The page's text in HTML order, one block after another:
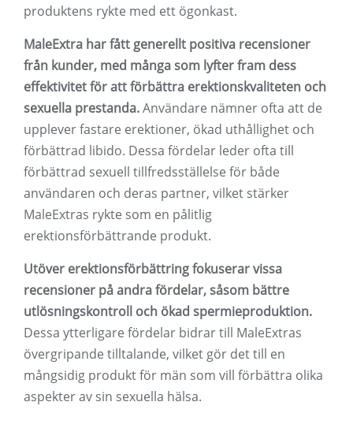
produktens rykte med ett ögonkast.
MaleExtra har fått generellt positiva recensioner
från kunder, med många som lyfter fram dess
effektivitet för att förbättra erektionskvaliteten och
sexuella prestanda.Användare nämner ofta att de
upplever fastare erektioner, ökad uthållighet och
förbättrad libido. Dessa fördelar leder ofta till
förbättrad sexuell tillfredsställelse för både
användaren och deras partner, vilket stärker
MaleExtras rykte som en pålitlig
erektionsförbättrande produkt.
Utöver erektionsförbättring fokuserar vissa
recensioner på andra fördelar, såsom bättre
utlösningskontroll och ökad spermieproduktion.
Dessa ytterligare fördelar bidrar till MaleExtras
övergripande tilltalande, vilket gör det till en
mångsidig produkt för män som vill förbättra olika
aspekter av sin sexuella hälsa.